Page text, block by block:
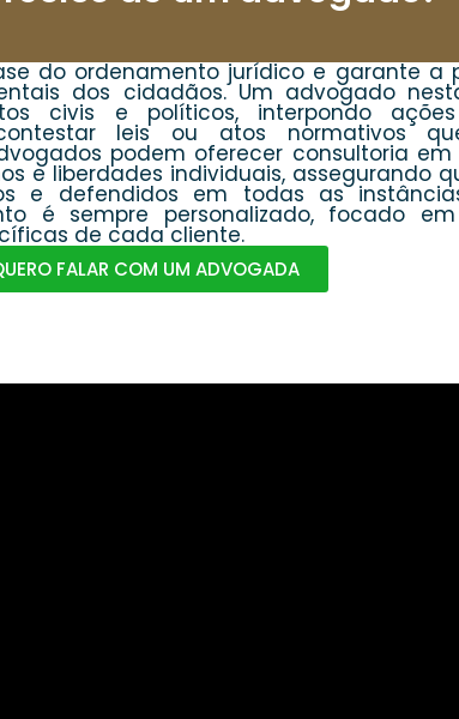
do ordenamento jurídico e garante a
dos cidadãos. Um advogado
civis e políticos, interpondo
leis ou atos normativos
podem oferecer consultoria
e liberdades individuais, assegurando
e defendidos em todas as
é sempre personalizado, focado
de cada cliente.
FALAR COM UM ADVOGADA